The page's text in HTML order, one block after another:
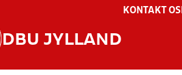
KONTAKT OS
DBU JYLLAND